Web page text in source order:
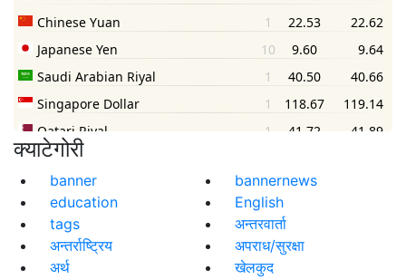
क्याटेगोरी
banner
bannernews
education
English
tags
अन्तरवार्ता
अन्तर्राष्ट्रिय
अपराध/सुरक्षा
अर्थ
खेलकुद